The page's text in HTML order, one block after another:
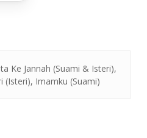
Ke Jannah (Suami & Isteri),
(Isteri), Imamku (Suami)